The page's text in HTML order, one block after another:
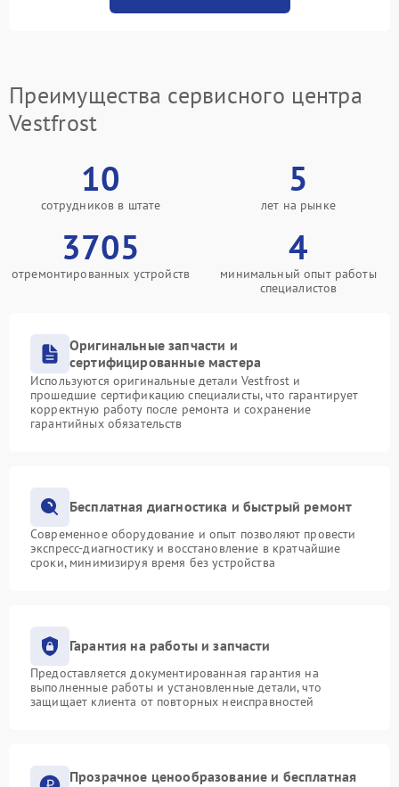
Преимущества сервисного центра
Vestfrost
10
сотрудников в штате
5
лет на рынке
3705
отремонтированных устройств
4
минимальный опыт работы
специалистов
Оригинальные запчасти и
сертифицированные мастера
Используются оригинальные детали Vestfrost и
прошедшие сертификацию специалисты, что гарантирует
корректную работу после ремонта и сохранение
гарантийных обязательств
Бесплатная диагностика и быстрый ремонт
Современное оборудование и опыт позволяют провести
экспресс-диагностику и восстановление в кратчайшие
сроки, минимизируя время без устройства
Гарантия на работы и запчасти
Предоставляется документированная гарантия на
выполненные работы и установленные детали, что
защищает клиента от повторных неисправностей
Прозрачное ценообразование и бесплатная